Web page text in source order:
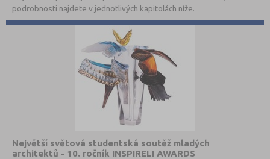
podrobnosti najdete v jednotlivých kapitolách níže.
Největší světová studentská soutěž mladých
architektů - 10. ročník INSPIRELI AWARDS